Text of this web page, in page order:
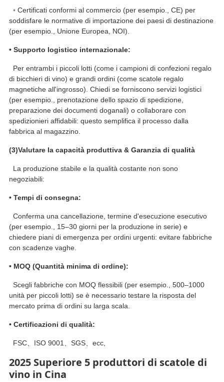
◦ Certificati conformi al commercio (per esempio., CE) per
soddisfare le normative di importazione dei paesi di destinazione
(per esempio., Unione Europea, NOI).
• Supporto logistico internazionale:
Per entrambi i piccoli lotti (come i campioni di confezioni regalo
di bicchieri di vino) e grandi ordini (come scatole regalo
magnetiche all'ingrosso). Chiedi se forniscono servizi logistici
(per esempio., prenotazione dello spazio di spedizione,
preparazione dei documenti doganali) o collaborare con
spedizionieri affidabili: questo semplifica il processo dalla
fabbrica al magazzino.
(3)Valutare la capacità produttiva & Garanzia di qualità
La produzione stabile e la qualità costante non sono
negoziabili:
• Tempi di consegna:
Conferma una cancellazione, termine d'esecuzione esecutivo
(per esempio., 15–30 giorni per la produzione in serie) e
chiedere piani di emergenza per ordini urgenti: evitare fabbriche
con scadenze vaghe.
• MOQ (Quantità minima di ordine):
Scegli fabbriche con MOQ flessibili (per esempio., 500–1000
unità per piccoli lotti) se è necessario testare la risposta del
mercato prima di ordini su larga scala.
• Certificazioni di qualità:
FSC、ISO 9001、SGS、ecc,
2025 Superiore 5 produttori di scatole di
vino in Cina